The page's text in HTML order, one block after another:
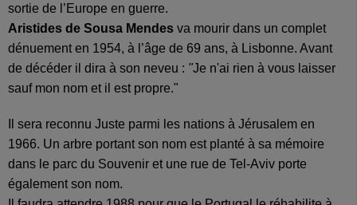
sortie de l’Europe en guerre.
Aristides de Sousa Mendes va mourir dans un complet
dénuement en 1954, à l’âge de 69 ans, à Lisbonne. Avant
de décéder il dira à son neveu : "Je n'ai rien à vous laisser
sauf mon nom et il est propre."
Il sera reconnu Juste parmi les nations à Jérusalem en
1966. Un arbre portant son nom est planté à sa mémoire
dans le parc du Souvenir et une rue de Tel-Aviv porte
également son nom.